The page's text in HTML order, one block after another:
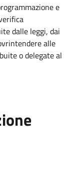
e
dalle leggi, dai
alle
o delegate al